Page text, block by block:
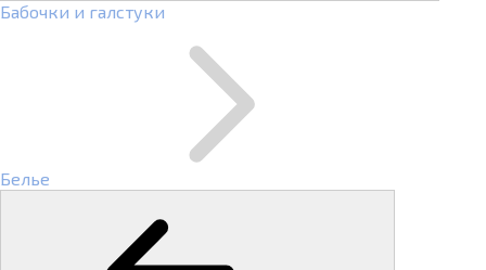
Бабочки и галстуки
Белье